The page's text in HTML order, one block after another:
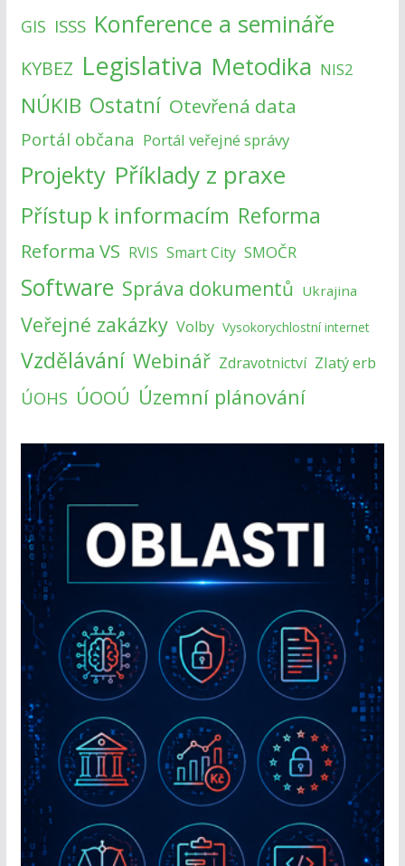
GIS ISSS Konference a semináře
KYBEZ Legislativa Metodika NIS2
NÚKIB Ostatní Otevřená data
Portál občana Portál veřejné správy
Projekty Příklady z praxe
Přístup k informacím Reforma
Reforma VS RVIS Smart City SMOČR
Software Správa dokumentů Ukrajina
Veřejné zakázky Volby Vysokorychlostní internet
Vzdělávání Webinář Zdravotnictví Zlatý erb
ÚOHS ÚOOÚ Územní plánování